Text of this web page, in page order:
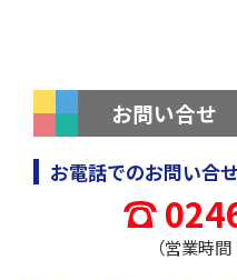
お問い合せ
お電話でのお問い合せ
（営業時